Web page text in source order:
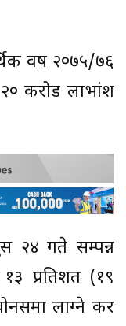
वर्ष २०७५/७६
करोड लाभांश
२४ गते सम्पन्न
प्रतिशत (१९
लाग्ने कर